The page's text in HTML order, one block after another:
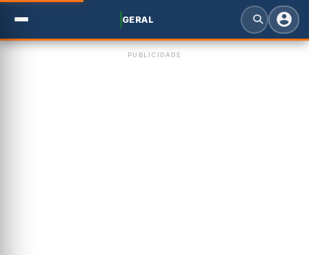
GERAL
PUBLICIDADE